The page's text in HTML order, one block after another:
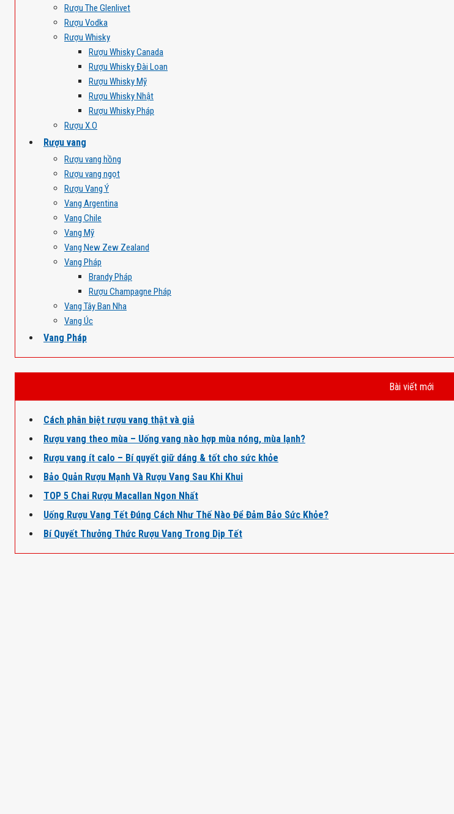
Rượu The Glenlivet
Rượu Vodka
Rượu Whisky
Rượu Whisky Canada
Rượu Whisky Đài Loan
Rượu Whisky Mỹ
Rượu Whisky Nhật
Rượu Whisky Pháp
Rượu X.O
Rượu vang
Rượu vang hồng
Rượu vang ngọt
Rượu Vang Ý
Vang Argentina
Vang Chile
Vang Mỹ
Vang New Zew Zealand
Vang Pháp
Brandy Pháp
Rượu Champagne Pháp
Vang Tây Ban Nha
Vang Úc
Vang Pháp
Bài viết mới
Cách phân biệt rượu vang thật và giả
Rượu vang theo mùa – Uống vang nào hợp mùa nóng, mùa lạnh?
Rượu vang ít calo – Bí quyết giữ dáng & tốt cho sức khỏe
Bảo Quản Rượu Mạnh Và Rượu Vang Sau Khi Khui
TOP 5 Chai Rượu Macallan Ngon Nhất
Uống Rượu Vang Tết Đúng Cách Như Thế Nào Để Đảm Bảo Sức Khỏe?
Bí Quyết Thưởng Thức Rượu Vang Trong Dịp Tết